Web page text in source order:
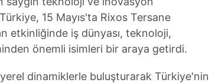
15 Mayıs'ta Rixos Tersane
etkinliğinde iş dünyası, teknoloji,
önemli isimleri bir araya getirdi.
dinamiklerle buluşturarak Türkiye'nin